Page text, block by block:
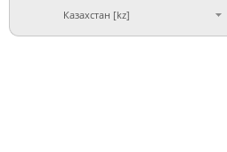
Казахстан [kz]